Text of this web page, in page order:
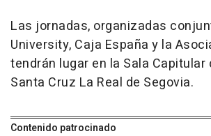
Las jornadas, organizadas
University, Caja España y la
tendrán lugar en la Sala Capitular
Santa Cruz La Real de Segovia.
Contenido patrocinado